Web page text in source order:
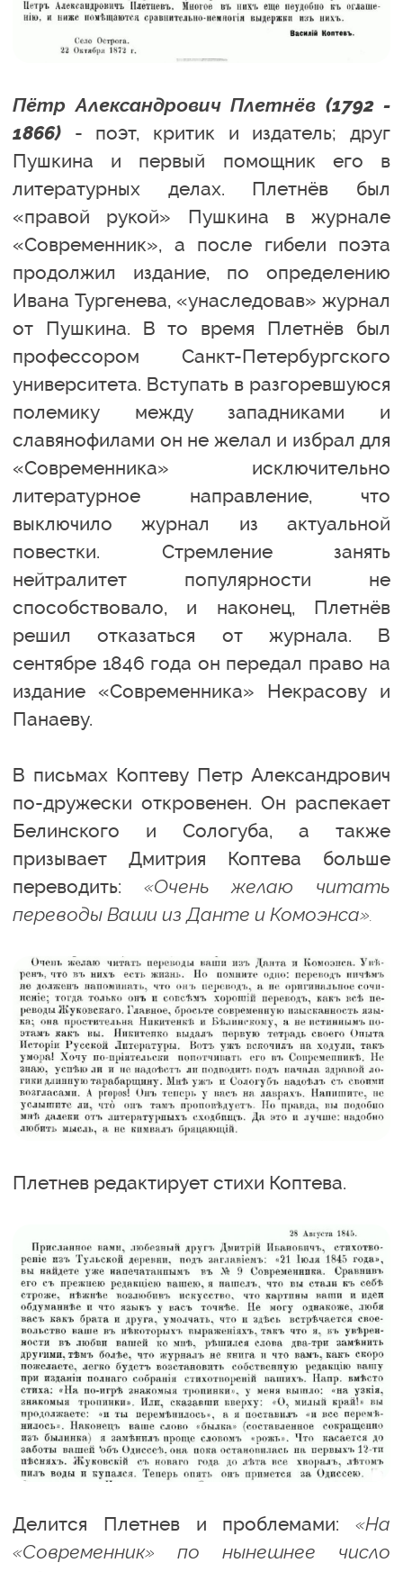
Пётр Александрович Плетнёв (1792 -
1866) - поэт, критик и издатель; друг
Пушкина и первый помощник его в
литературных делах. Плетнёв был
«правой рукой» Пушкина в журнале
«Современник», а после гибели поэта
продолжил издание, по определению
Ивана Тургенева, «унаследовав» журнал
от Пушкина. В то время Плетнёв был
профессором Санкт-Петербургского
университета. Вступать в разгоревшуюся
полемику между западниками и
славянофилами он не желал и избрал для
«Современника» исключительно
литературное направление, что
выключило журнал из актуальной
повестки. Стремление занять
нейтралитет популярности не
способствовало, и наконец, Плетнёв
решил отказаться от журнала. В
сентябре 1846 года он передал право на
издание «Современника» Некрасову и
Панаеву.
В письмах Коптеву Петр Александрович
по-дружески откровенен. Он распекает
Белинского и Сологуба, а также
призывает Дмитрия Коптева больше
переводить: «Очень желаю читать
переводы Ваши из Данте и Комоэнса».
Плетнев редактирует стихи Коптева.
Делится Плетнев и проблемами: «На
«Современник» по нынешнее число